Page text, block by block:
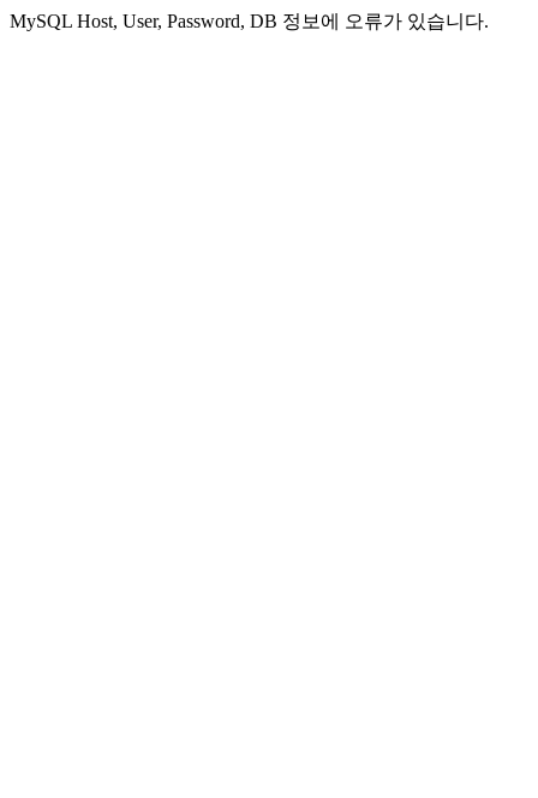
MySQL Host, User, Password, DB 정보에 오류가 있습니다.